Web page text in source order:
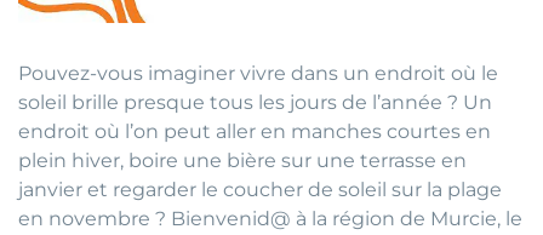
Pouvez-vous imaginer vivre dans un endroit où le
soleil brille presque tous les jours de l’année ? Un
endroit où l’on peut aller en manches courtes en
plein hiver, boire une bière sur une terrasse en
janvier et regarder le coucher de soleil sur la plage
en novembre ? Bienvenid@ à la région de Murcie, le